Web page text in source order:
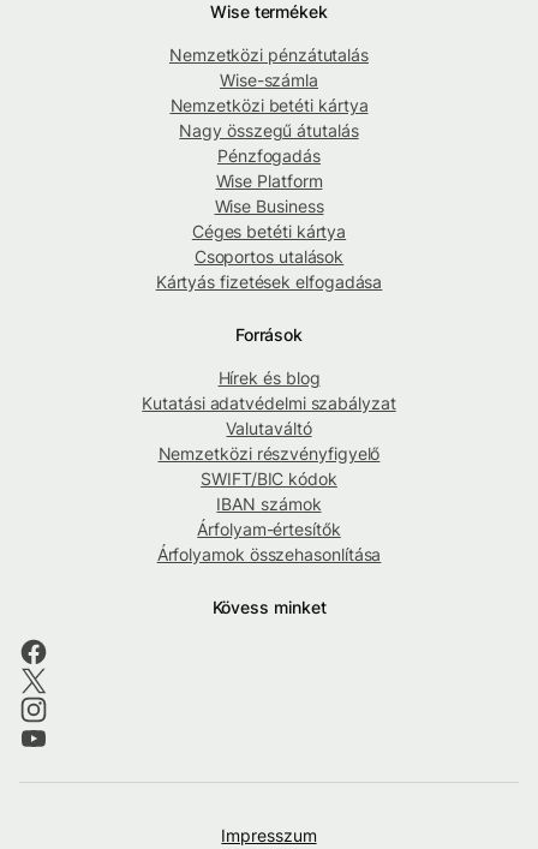
Wise termékek
Nemzetközi pénzátutalás
Wise-számla
Nemzetközi betéti kártya
Nagy összegű átutalás
Pénzfogadás
Wise Platform
Wise Business
Céges betéti kártya
Csoportos utalások
Kártyás fizetések elfogadása
Források
Hírek és blog
Kutatási adatvédelmi szabályzat
Valutaváltó
Nemzetközi részvényfigyelő
SWIFT/BIC kódok
IBAN számok
Árfolyam-értesítők
Árfolyamok összehasonlítása
Kövess minket
Impresszum